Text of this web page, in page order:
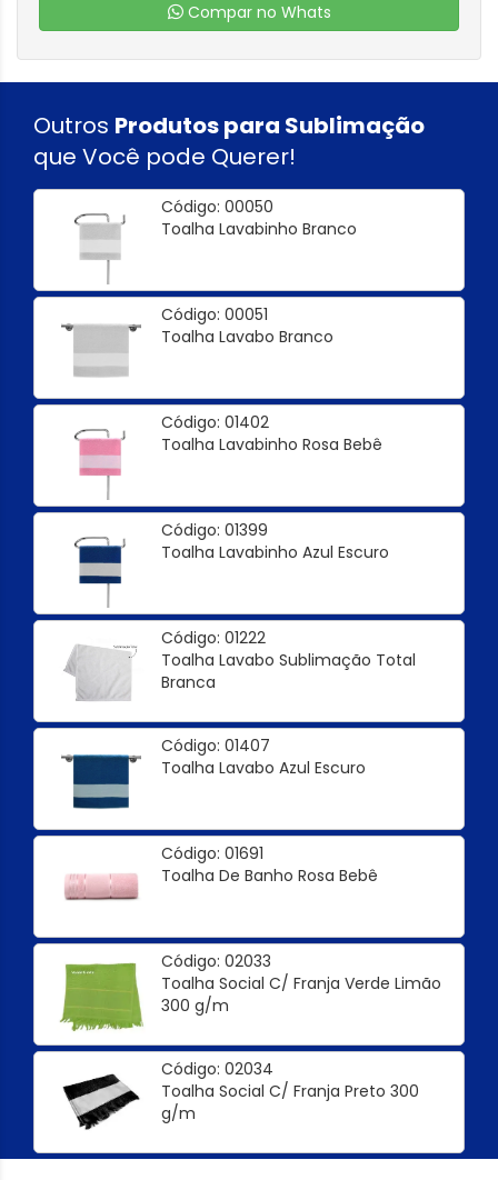
Compar no Whats
Outros Produtos para Sublimação
que Você pode Querer!
Código: 00050
Toalha Lavabinho Branco
Código: 00051
Toalha Lavabo Branco
Código: 01402
Toalha Lavabinho Rosa Bebê
Código: 01399
Toalha Lavabinho Azul Escuro
Código: 01222
Toalha Lavabo Sublimação Total
Branca
Código: 01407
Toalha Lavabo Azul Escuro
Código: 01691
Toalha De Banho Rosa Bebê
Código: 02033
Toalha Social C/ Franja Verde Limão
300 g/m
Código: 02034
Toalha Social C/ Franja Preto 300
g/m